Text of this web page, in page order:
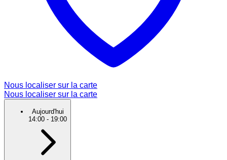
Nous localiser sur la carte
Nous localiser sur la carte
Aujourd'hui
14:00 - 19:00